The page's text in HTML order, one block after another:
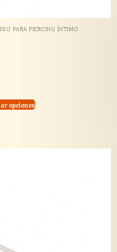
PARA PIERCING ÍNTIMO
opciones